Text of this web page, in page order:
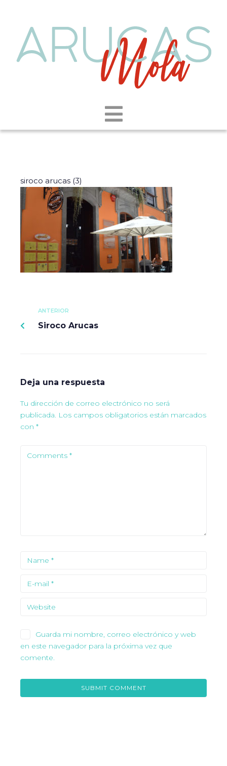
siroco arucas (3)
ANTERIOR
Siroco Arucas
Deja una respuesta
Tu dirección de correo electrónico no será
publicada. Los campos obligatorios están marcados
con *
Guarda mi nombre, correo electrónico y web
en este navegador para la próxima vez que
comente.